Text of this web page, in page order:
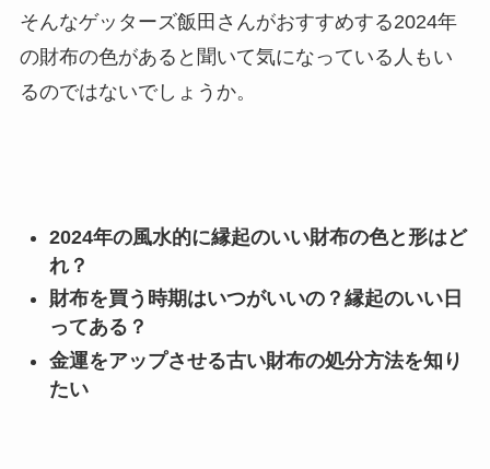
そんなゲッターズ飯田さんがおすすめする2024年
の財布の色があると聞いて気になっている人もい
るのではないでしょうか。
2024年の風水的に縁起のいい財布の色と形はど
れ？
財布を買う時期はいつがいいの？縁起のいい日
ってある？
金運をアップさせる古い財布の処分方法を知り
たい